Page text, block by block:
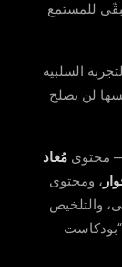
للمستمع
السلبية
لن يصلح
محتوى مُعاد
، ومحتوى
والتلخيص
“بودكاست